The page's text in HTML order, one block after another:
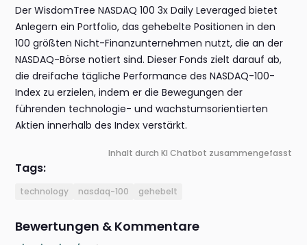
Der WisdomTree NASDAQ 100 3x Daily Leveraged bietet
Anlegern ein Portfolio, das gehebelte Positionen in den
100 größten Nicht-Finanzunternehmen nutzt, die an der
NASDAQ-Börse notiert sind. Dieser Fonds zielt darauf ab,
die dreifache tägliche Performance des NASDAQ-100-
Index zu erzielen, indem er die Bewegungen der
führenden technologie- und wachstumsorientierten
Aktien innerhalb des Index verstärkt.
Inhalt durch KI Chatbot zusammengefasst
Tags:
technology nasdaq-100 gehebelt
Bewertungen & Kommentare